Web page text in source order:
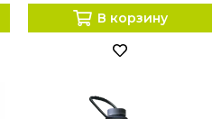
В корзину